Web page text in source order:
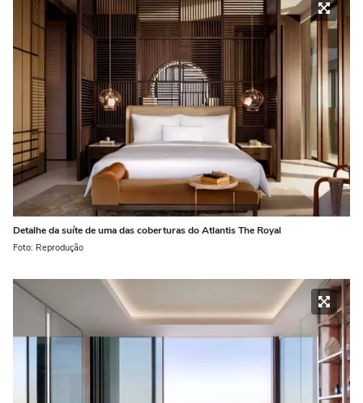
Detalhe da suíte de uma das coberturas do Atlantis The Royal
Foto: Reprodução